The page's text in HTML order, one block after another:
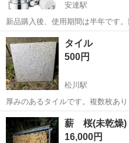
安達駅
新品購入後、使用期間は半年です
取扱説明書あります。現金手渡し
ニックの食洗機を導入する際に購
をし、引越し先では接続が合わない
福島 二本松市
タイル
500円
松川駅
厚みのあるタイルです。複数枚あ
になります。
福島 二本松市 松川駅 そ
薪 桜(未乾燥)
16,000円